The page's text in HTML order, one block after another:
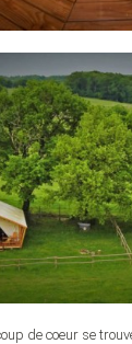
de coeur se